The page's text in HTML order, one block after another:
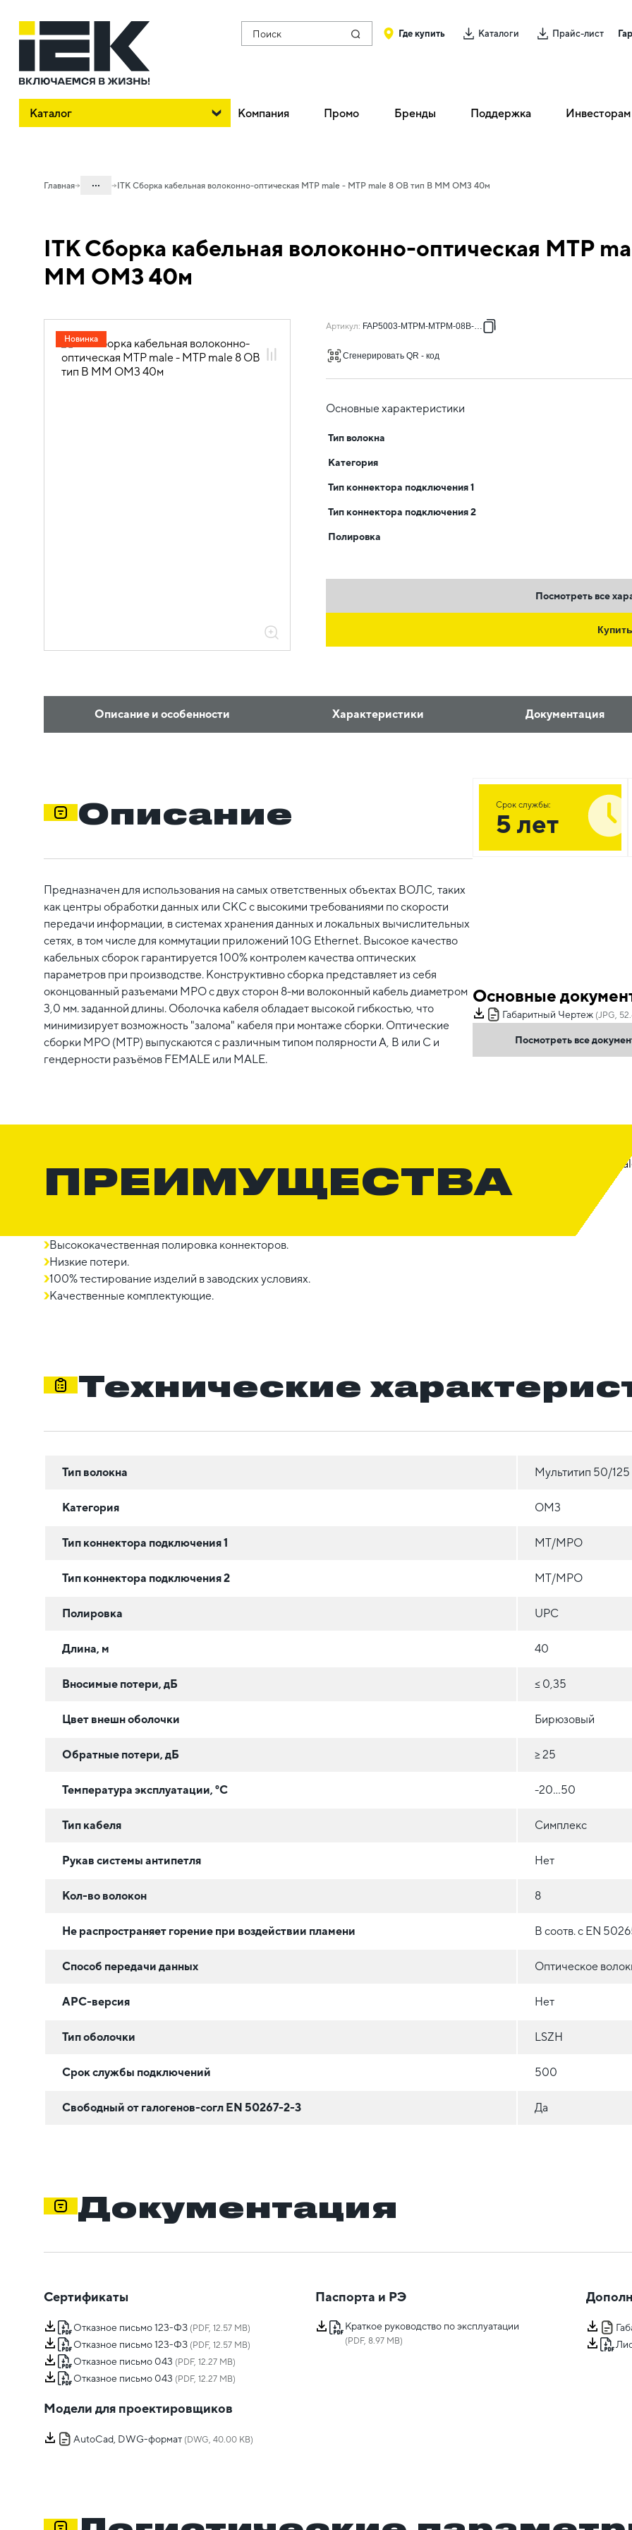
Поиск Где купить Каталоги Прайс-лист
Каталог Компания Промо Бренды Поддержка Инвесторам
Главная ...
20. Оборудование
телекоммуникационное
20.04 Оптический кабель и
сборки GREEN
20.04.01.08.03 Оптические кабельные
ITK Сборка кабельная волоконно-оптическая MTP male - MTP male 8 ОВ тип B MM OM3 40м
ITK Сборка кабельная волоконно-оптическая MTP
MM OM3 40м
Новинка
Артикул: FAP5003-MTPM-MTPM-08B-040
Сгенерировать QR - код
Основные характеристики
Тип волокна
Категория
Тип коннектора подключения 1
Тип коннектора подключения 2
Полировка
Посмотреть все
Купить
Описание и особенности Характеристики Документация
Описание
Предназначен для использования на самых ответственных объектах ВОЛС, таких
как центры обработки данных или СКС с высокими требованиями по скорости
передачи информации, в системах хранения данных и локальных вычислительных
сетях, в том числе для коммутации приложений 10G Ethernet. Высокое качество
кабельных сборок гарантируется 100% контролем качества оптических
параметров при производстве. Конструктивно сборка представляет из себя
оконцованный разъемами MPO c двух сторон 8-ми волоконный кабель диаметром
3,0 мм. заданной длины. Оболочка кабеля обладает высокой гибкостью, что
минимизирует возможность "залома" кабеля при монтаже сборки. Оптические
сборки MPO (MTP) выпускаются с различным типом полярности А, В или С и
гендерности разъёмов FEMALE или MALE.
Срок службы:
5 лет
Основные
Габаритный Чертеж (JPG,
Посмотреть все
ПРЕИМУЩЕСТВА
Высококачественная полировка коннекторов.
Низкие потери.
100% тестирование изделий в заводских условиях.
Качественные комплектующие.
Технические
Тип волокна Мультитип 50/125
Категория OM3
Тип коннектора подключения 1 MT/MPO
Тип коннектора подключения 2 MT/MPO
Полировка UPC
Длина, м 40
Вносимые потери, дБ ≤ 0,35
Цвет внешн оболочки Бирюзовый
Обратные потери, дБ ≥ 25
Температура эксплуатации, °C -20...50
Тип кабеля Симплекс
Рукав системы антипетля Нет
Кол-во волокон 8
Не распространяет горение при воздействии пламени В соотв. с EN
Способ передачи данных Оптическое
APC-версия Нет
Тип оболочки LSZH
Срок службы подключений 500
Свободный от галогенов-согл EN 50267-2-3 Да
Документация
Сертификаты
Отказное письмо 123-ФЗ (PDF, 12.57 MB)
Отказное письмо 123-ФЗ (PDF, 12.57 MB)
Отказное письмо 043 (PDF, 12.27 MB)
Отказное письмо 043 (PDF, 12.27 MB)
Паспорта и РЭ
Краткое руководство по эксплуатации
(PDF, 8.97 MB)
Модели для проектировщиков
AutoCad, DWG-формат (DWG, 40.00 KB)